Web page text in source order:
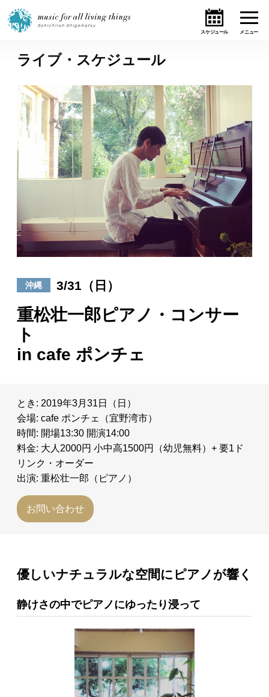
ホーム
ニュース
テーマ
ライブ・スケジュール
オンライン・ショップ
ギャラリー
日々のレポート
Specials
プロフィール
お問い合わせ
ライブ・スケジュール
沖縄 3/31（日）
重松壮一郎ピアノ・コンサー
ト
in cafe ポンチェ
とき: 2019年3月31日（日）
会場: cafe ポンチェ（宜野湾市）
時間: 開場13:30 開演14:00
料金: 大人2000円 小中高1500円（幼児無料）+ 要1ド
リンク・オーダー
出演: 重松壮一郎（ピアノ）
お問い合わせ
優しいナチュラルな空間にピアノが響く
静けさの中でピアノにゆったり浸って